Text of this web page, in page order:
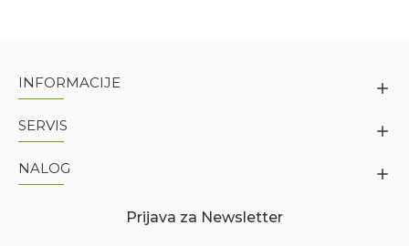
INFORMACIJE
SERVIS
NALOG
Prijava za Newsletter